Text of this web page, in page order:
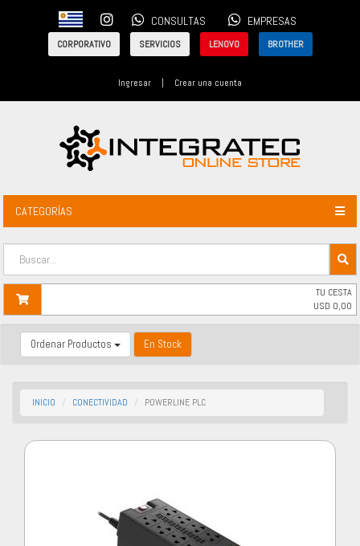
CONSULTAS EMPRESAS
CORPORATIVO SERVICIOS LENOVO BROTHER
Ingresar | Crear una cuenta
CATEGORÍAS
TU CESTA
USD 0,00
Ordenar Productos En Stock
INICIO CONECTIVIDAD POWERLINE PLC